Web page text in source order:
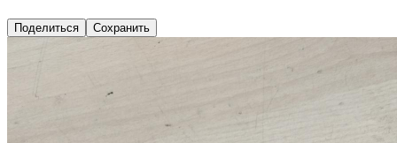
Поделиться Сохранить